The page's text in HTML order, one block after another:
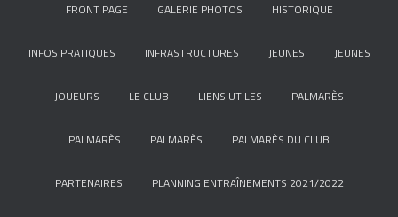
FRONT PAGE GALERIE PHOTOS HISTORIQUE
INFOS PRATIQUES INFRASTRUCTURES JEUNES JEUNES
JOUEURS LE CLUB LIENS UTILES PALMARÈS
PALMARÈS PALMARÈS PALMARÈS DU CLUB
PARTENAIRES PLANNING ENTRAÎNEMENTS 2021/2022